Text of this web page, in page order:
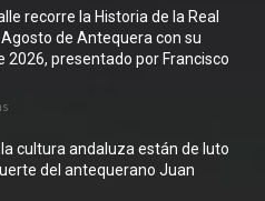
recorre la Historia de la Real
Agosto de Antequera con su
2026, presentado por Francisco
la cultura andaluza están de luto
del antequerano Juan